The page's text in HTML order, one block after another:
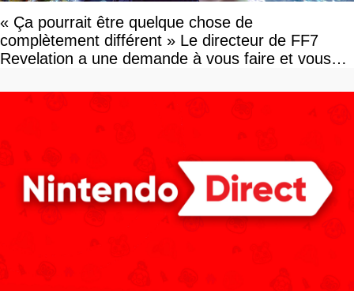
« Ça pourrait être quelque chose de
complètement différent » Le directeur de FF7
Revelation a une demande à vous faire et vous